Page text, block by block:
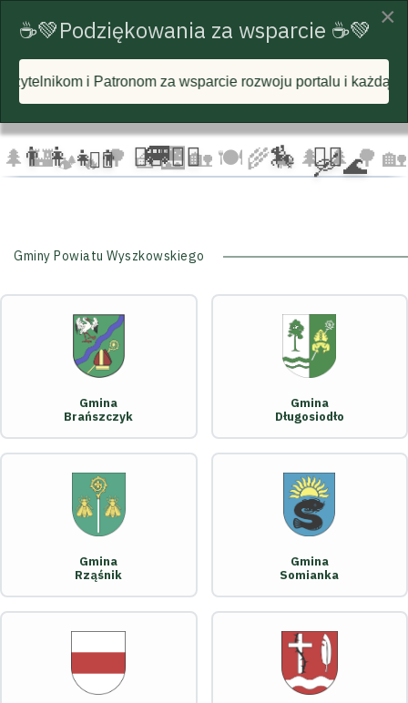
☁️ 🦅
☁️
🦅 🦅 ☁️
🌲 🏰🏕️ 🔥🌳 🧺🌉🏡 🍽️🌾🐄 🌲 🌲🌳 🏡
🚐 🚴‍♂️
🏇 🛶 🌊
🚴‍♀️ 🏃‍♂️ 🏃‍♀️
Gminy Powiatu Wyszkowskiego
Gmina
Brańszczyk
Gmina
Długosiodło
Gmina
Rząśnik
Gmina
Somianka
×
☕💚Podziękowania za wsparcie ☕💚
za wsparcie rozwoju portalu i każdą postawioną wirtualną